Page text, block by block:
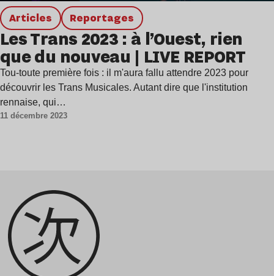
Articles Reportages
Les Trans 2023 : à l’Ouest, rien
que du nouveau | LIVE REPORT
Tou-toute première fois : il m'aura fallu attendre 2023 pour
découvrir les Trans Musicales. Autant dire que l'institution
rennaise, qui…
11 décembre 2023